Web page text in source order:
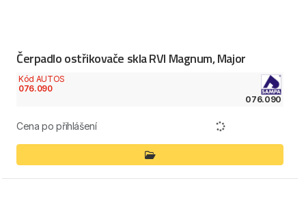
Čerpadlo ostřikovače skla RVI Magnum, Major
Kód AUTOS
076.090
076.090
Cena po přihlášení